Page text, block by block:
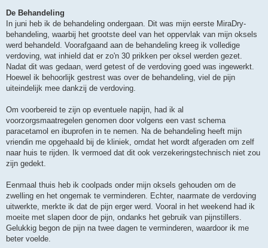
De Behandeling
In juni heb ik de behandeling ondergaan. Dit was mijn eerste MiraDry-
behandeling, waarbij het grootste deel van het oppervlak van mijn oksels
werd behandeld. Voorafgaand aan de behandeling kreeg ik volledige
verdoving, wat inhield dat er zo'n 30 prikken per oksel werden gezet.
Nadat dit was gedaan, werd getest of de verdoving goed was ingewerkt.
Hoewel ik behoorlijk gestrest was over de behandeling, viel de pijn
uiteindelijk mee dankzij de verdoving.
Om voorbereid te zijn op eventuele napijn, had ik al
voorzorgsmaatregelen genomen door volgens een vast schema
paracetamol en ibuprofen in te nemen. Na de behandeling heeft mijn
vriendin me opgehaald bij de kliniek, omdat het wordt afgeraden om zelf
naar huis te rijden. Ik vermoed dat dit ook verzekeringstechnisch niet zou
zijn gedekt.
Eenmaal thuis heb ik coolpads onder mijn oksels gehouden om de
zwelling en het ongemak te verminderen. Echter, naarmate de verdoving
uitwerkte, merkte ik dat de pijn erger werd. Vooral in het weekend had ik
moeite met slapen door de pijn, ondanks het gebruik van pijnstillers.
Gelukkig begon de pijn na twee dagen te verminderen, waardoor ik me
beter voelde.